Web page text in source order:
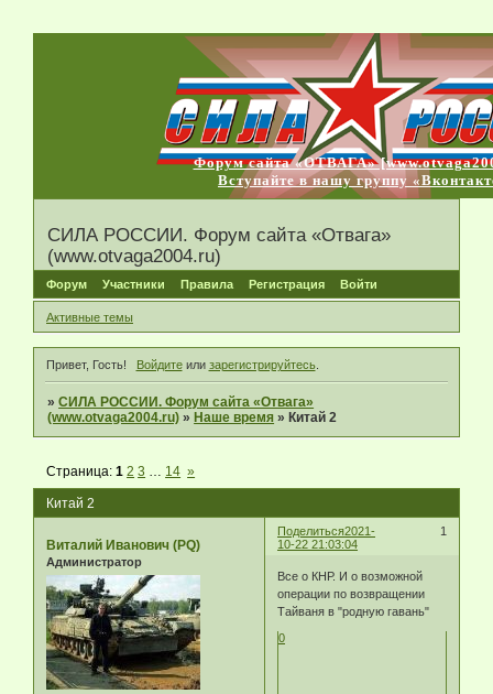
Форум сайта «ОТВАГА»
Вступайте в нашу группу
СИЛА РОССИИ. Форум сайта «Отвага»
(www.otvaga2004.ru)
Форум Участники Правила Регистрация Войти
Активные темы
Привет, Гость! Войдитеили зарегистрируйтесь.
»СИЛА РОССИИ. Форум сайта «Отвага»
(www.otvaga2004.ru) » Наше время » Китай 2
Китай 2
Страница:1 2 3 14 »
Поделиться 1
2021-
10-22 21:03:04
Виталий Иванович (PQ)
Администратор
Все о КНР. И о возможной
операции по возвращении
Тайваня в "родную гавань"
0